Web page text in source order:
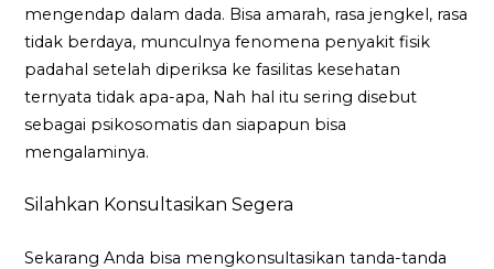
mengendap dalam dada. Bisa amarah, rasa jengkel, rasa
tidak berdaya, munculnya fenomena penyakit fisik
padahal setelah diperiksa ke fasilitas kesehatan
ternyata tidak apa-apa, Nah hal itu sering disebut
sebagai psikosomatis dan siapapun bisa
mengalaminya.
Silahkan Konsultasikan Segera
Sekarang Anda bisa mengkonsultasikan tanda-tanda